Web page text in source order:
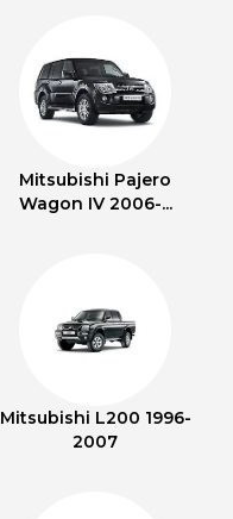
Mitsubishi Pajero
Wagon IV 2006-...
Mitsubishi L200 1996-
2007